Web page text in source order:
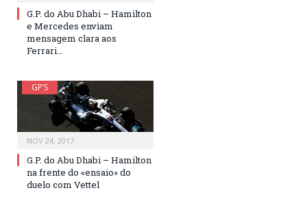
G.P. do Abu Dhabi – Hamilton
e Mercedes enviam
mensagem clara aos
Ferrari…
GP’S
NOV 24, 2017
G.P. do Abu Dhabi – Hamilton
na frente do «ensaio» do
duelo com Vettel